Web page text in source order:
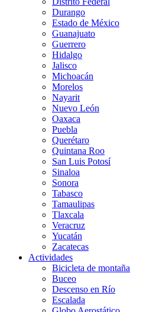
Durango
Estado de México
Guanajuato
Guerrero
Hidalgo
Jalisco
Michoacán
Morelos
Nayarit
Nuevo León
Oaxaca
Puebla
Querétaro
Quintana Roo
San Luis Potosí
Sinaloa
Sonora
Tabasco
Tamaulipas
Tlaxcala
Veracruz
Yucatán
Zacatecas
Actividades
Bicicleta de montaña
Buceo
Descenso en Río
Escalada